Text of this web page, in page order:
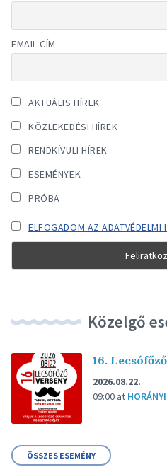
EMAIL CÍM
AKTUÁLIS HÍREK
KÖZLEKEDÉSI HÍREK
RENDKÍVÜLI HÍREK
ESEMÉNYEK
PRÓBA
ELFOGADOM AZ ADATVÉDELMI
Közelgő
16.
2026.08.22.
09:00 at
ÖSSZES ESEMÉNY